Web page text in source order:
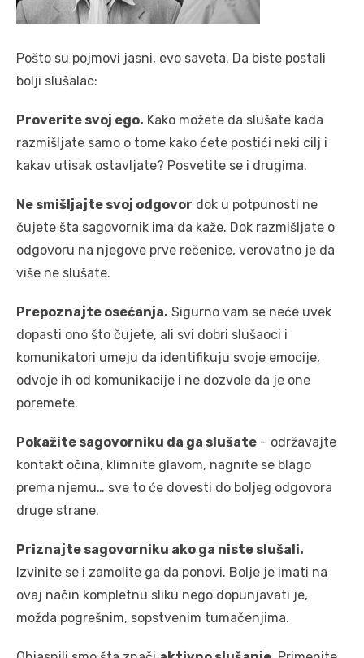
Pošto su pojmovi jasni, evo saveta. Da biste postali
bolji slušalac:
Proverite svoj ego. Kako možete da slušate kada
razmišljate samo o tome kako ćete postići neki cilj i
kakav utisak ostavljate? Posvetite se i drugima.
Ne smišljajte svoj odgovor dok u potpunosti ne
čujete šta sagovornik ima da kaže. Dok razmišljate o
odgovoru na njegove prve rečenice, verovatno je da
više ne slušate.
Prepoznajte osećanja. Sigurno vam se neće uvek
dopasti ono što čujete, ali svi dobri slušaoci i
komunikatori umeju da identifikuju svoje emocije,
odvoje ih od komunikacije i ne dozvole da je one
poremete.
Pokažite sagovorniku da ga slušate – održavajte
kontakt očina, klimnite glavom, nagnite se blago
prema njemu… sve to će dovesti do boljeg odgovora
druge strane.
Priznajte sagovorniku ako ga niste slušali.
Izvinite se i zamolite ga da ponovi. Bolje je imati na
ovaj način kompletnu sliku nego dopunjavati je,
možda pogrešnim, sopstvenim tumačenjima.